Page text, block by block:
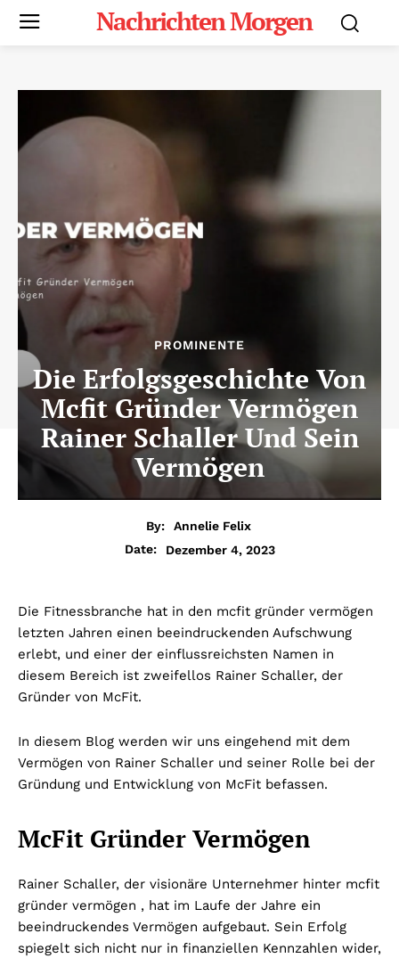
Nachrichten Morgen
PROMINENTE
Die Erfolgsgeschichte Von
Mcfit Gründer Vermögen
Rainer Schaller Und Sein
Vermögen
By:
Annelie Felix
Date:
Dezember 4, 2023
Die Fitnessbranche hat in den mcfit gründer vermögen
letzten Jahren einen beeindruckenden Aufschwung
erlebt, und einer der einflussreichsten Namen in
diesem Bereich ist zweifellos Rainer Schaller, der
Gründer von McFit.
In diesem Blog werden wir uns eingehend mit dem
Vermögen von Rainer Schaller und seiner Rolle bei der
Gründung und Entwicklung von McFit befassen.
McFit Gründer Vermögen
Rainer Schaller, der visionäre Unternehmer hinter mcfit
gründer vermögen , hat im Laufe der Jahre ein
beeindruckendes Vermögen aufgebaut. Sein Erfolg
spiegelt sich nicht nur in finanziellen Kennzahlen wider,